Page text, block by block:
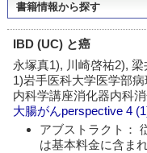
書籍情報から探す
IBD (UC) と癌
永塚真1), 川崎啓祐2),
1)岩手医科大学医学部
内科学講座消化器内科
大腸がんperspective 4
アブストラクト：
は基本料金に含まれ